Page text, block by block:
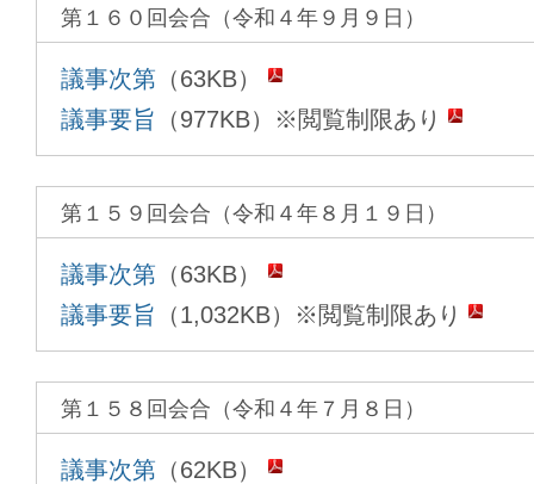
第１６０回会合（令和４年９月９日）
議事次第 （63KB）
議事要旨 （977KB）※閲覧制限あり
第１５９回会合（令和４年８月１９日）
議事次第 （63KB）
議事要旨 （1,032KB）※閲覧制限あり
第１５８回会合（令和４年７月８日）
議事次第 （62KB）